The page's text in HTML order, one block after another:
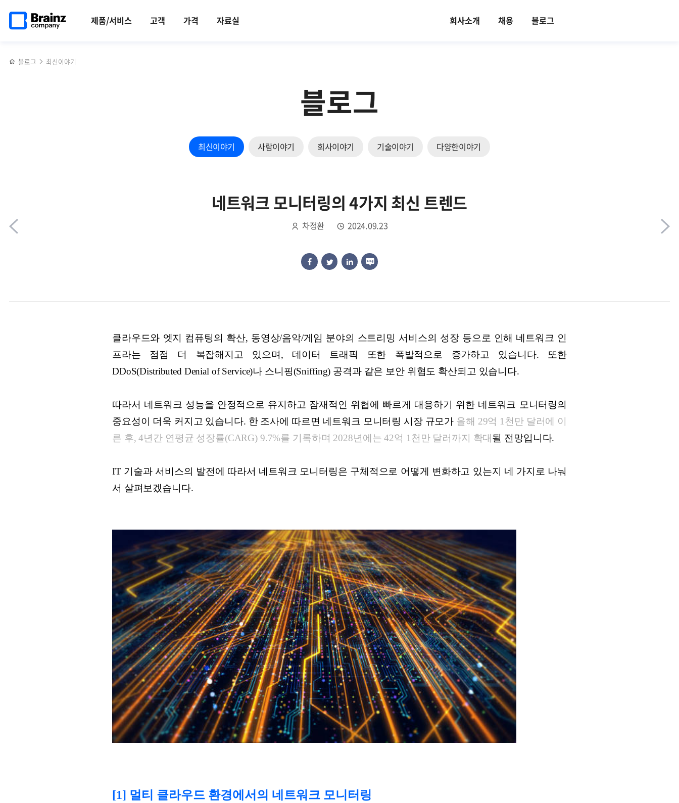
건너뛰기
제품/서비스 고객 가격 자료실 회사소개 채용 블로그
페이지로
블로그 최신이야기
블로그
최신이야기 사람이야기 회사이야기 기술이야기 다양한이야기
잊게
했던,
네트워크 모니터링의 4가지 최신 트렌드
차정환 2024.09.23
공유하기
공유하기
공유하기
공유하기
ICT
BUSAN]
클라우드와 엣지 컴퓨팅의 확산, 동영상/음악/게임 분야의 스트리밍 서비스의 성장 등으로 인해 네트워크 인
프라는 점점 더 복잡해지고 있으며, 데이터 트래픽 또한 폭발적으로 증가하고 있습니다. 또한
DDoS(Distributed Denial of Service)나 스니핑(Sniffing) 공격과 같은 보안 위협도 확산되고 있습니다.
따라서 네트워크 성능을 안정적으로 유지하고 잠재적인 위협에 빠르게 대응하기 위한 네트워크 모니터링의
중요성이 더욱 커지고 있습니다. 한 조사에 따르면 네트워크 모니터링 시장 규모가 올해 29억 1천만 달러에 이
른 후, 4년간 연평균 성장률(CARG) 9.7%를 기록하며 2028년에는 42억 1천만 달러까지 확대될 전망입니다.
IT 기술과 서비스의 발전에 따라서 네트워크 모니터링은 구체적으로 어떻게 변화하고 있는지 네 가지로 나눠
서 살펴보겠습니다.
[1] 멀티 클라우드 환경에서의 네트워크 모니터링